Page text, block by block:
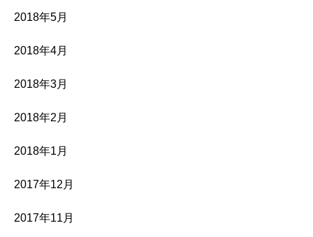
2018年5月
2018年4月
2018年3月
2018年2月
2018年1月
2017年12月
2017年11月